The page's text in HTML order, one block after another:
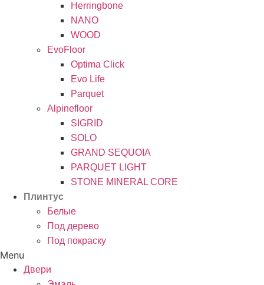
Herringbone
NANO
WOOD
EvoFloor
Optima Click
Evo Life
Parquet
Alpinefloor
SIGRID
SOLO
GRAND SEQUOIA
PARQUET LIGHT
STONE MINERAL CORE
Плинтус
Белые
Под дерево
Под покраску
Menu
Двери